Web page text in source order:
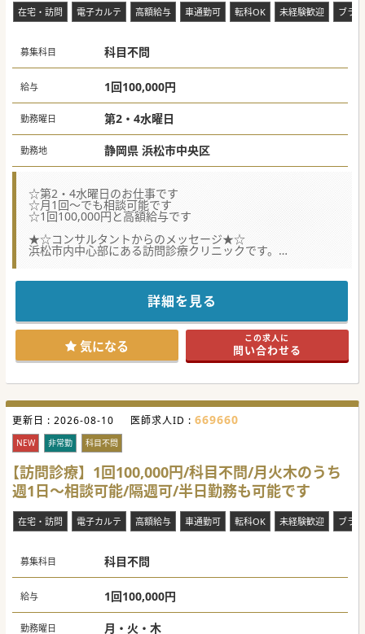
在宅・訪問 電子カルテ 高額給与 車通勤可 転科OK 未経験歓迎 ブラ
募集科目 科目不問
給与 1回100,000円
勤務曜日 第2・4水曜日
勤務地 静岡県 浜松市中央区
☆第2・4水曜日のお仕事です
☆月1回～でも相談可能です
☆1回100,000円と高額給与です
★☆コンサルタントからのメッセージ★☆
浜松市内中心部にある訪問診療クリニックです。
居宅への訪問がメインとなり、かつ緩和ケアの資格なども取
気になる方はお気軽にお問い合わせください。
詳細を見る
気になる この求人に
問い合わせる
更新日 : 2026-08-10 医師求人ID : 669660
NEW 非常勤 科目不問
【訪問診療】1回100,000円/科目不問/月火木のうち
週1日～相談可能/隔週可/半日勤務も可能です
在宅・訪問 電子カルテ 高額給与 車通勤可 転科OK 未経験歓迎 ブラ
募集科目 科目不問
給与 1回100,000円
勤務曜日 月・火・木